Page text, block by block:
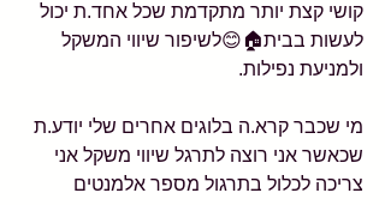
קושי קצת יותר מתקדמת שכל אחד.ת יכול
לעשות בבית🏠😊לשיפור שיווי המשקל
ולמניעת נפילות.
מי שכבר קרא.ה בלוגים אחרים שלי יודע.ת
שכאשר אני רוצה לתרגל שיווי משקל אני
צריכה לכלול בתרגול מספר אלמנטים